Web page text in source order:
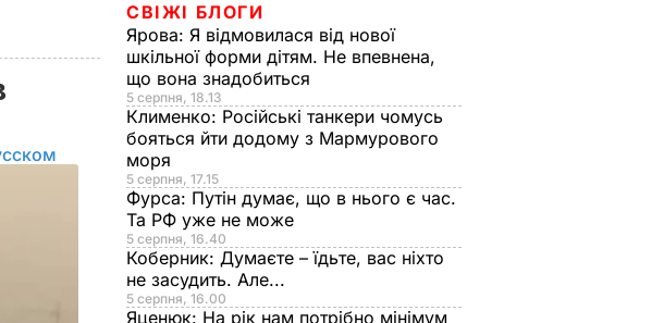
СВІЖІ БЛОГИ
Ярова: Я відмовилася від нової
шкільної форми дітям. Не впевнена,
що вона знадобиться
5 серпня, 18.13
Клименко: Російські танкери чомусь
бояться йти додому з Мармурового
моря
5 серпня, 17.15
Фурса: Путін думає, що в нього є час.
Та РФ уже не може
5 серпня, 16.40
Коберник: Думаєте – їдьте, вас ніхто
не засудить. Але...
5 серпня, 16.00
Яценюк: На рік нам потрібно мінімум